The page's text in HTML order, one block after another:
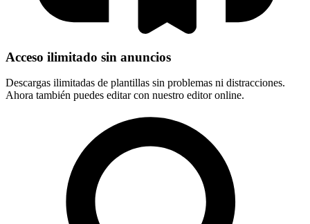
Acceso ilimitado sin anuncios
Descargas ilimitadas de plantillas sin problemas ni distracciones.
Ahora también puedes editar con nuestro editor online.